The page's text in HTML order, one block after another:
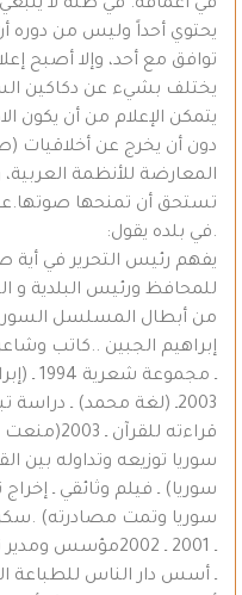
في أعماقه. في ظنه لا ينبغي
يحتوي أحداً وليس من دوره
توافق مع أحد، وإلا أصبح
يختلف بشيء عن دكاكين
يتمكن الإعلام من أن يكون
دون أن يخرج عن أخلاقيات
المعارضة للأنظمة العربية،
تستحق أن تمنحها
.في بلده يقول:
يفهم رئيس التحرير في أية
للمحافظ ورئيس البلدية
من أبطال المسلسل
إبراهيم الجبين ..كاتب
ـ
2003ـ (لغة محمد) ـ
قراءته
سوريا توزيعه وتداوله بين
سوريا) ـ فيلم وثائقي ـ
سوريا وتمت مصادرته)
ـ أسس دار الناس للطباعة